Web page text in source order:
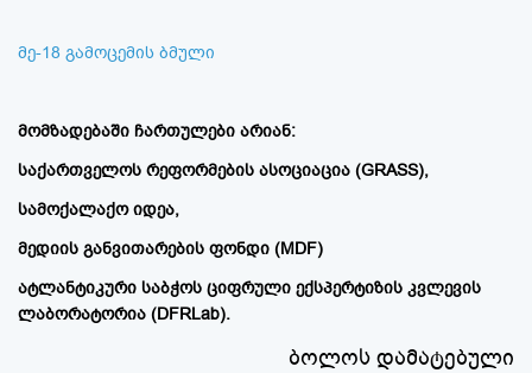
მე-18 გამოცემის ბმული
მომზადებაში ჩართულები არიან:
საქართველოს რეფორმების ასოციაცია (GRASS),
სამოქალაქო იდეა,
მედიის განვითარების ფონდი (MDF)
ატლანტიკური საბჭოს ციფრული ექსპერტიზის კვლევის
ლაბორატორია (DFRLab).
ბოლოს დამატებული